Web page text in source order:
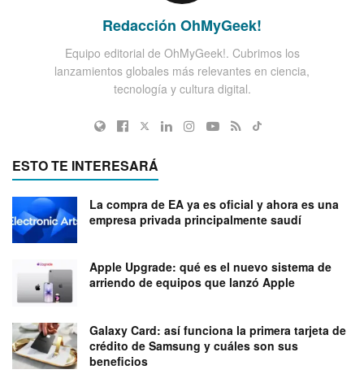
Redacción OhMyGeek!
Equipo editorial de OhMyGeek!. Cubrimos los
lanzamientos globales más relevantes en ciencia,
tecnología y cultura digital.
ESTO TE INTERESARÁ
La compra de EA ya es oficial y ahora es una
empresa privada principalmente saudí
Apple Upgrade: qué es el nuevo sistema de
arriendo de equipos que lanzó Apple
Galaxy Card: así funciona la primera tarjeta de
crédito de Samsung y cuáles son sus
beneficios